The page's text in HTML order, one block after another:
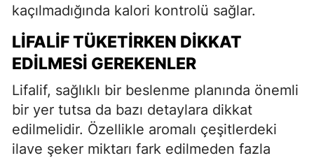
kaçılmadığında kalori kontrolü sağlar.
LIFALIF TÜKETIRKEN DIKKAT
EDILMESI GEREKENLER
Lifalif, sağlıklı bir beslenme planında önemli
bir yer tutsa da bazı detaylara dikkat
edilmelidir. Özellikle aromalı çeşitlerdeki
ilave şeker miktarı fark edilmeden fazla